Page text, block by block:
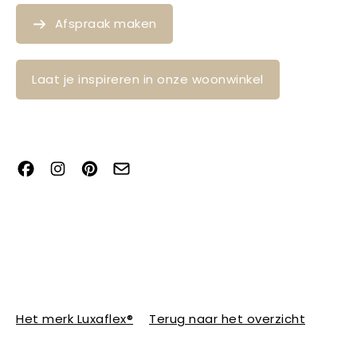
Afspraak maken
Laat je inspireren in onze woonwinkel
Het merk Luxaflex® Terug naar het overzicht